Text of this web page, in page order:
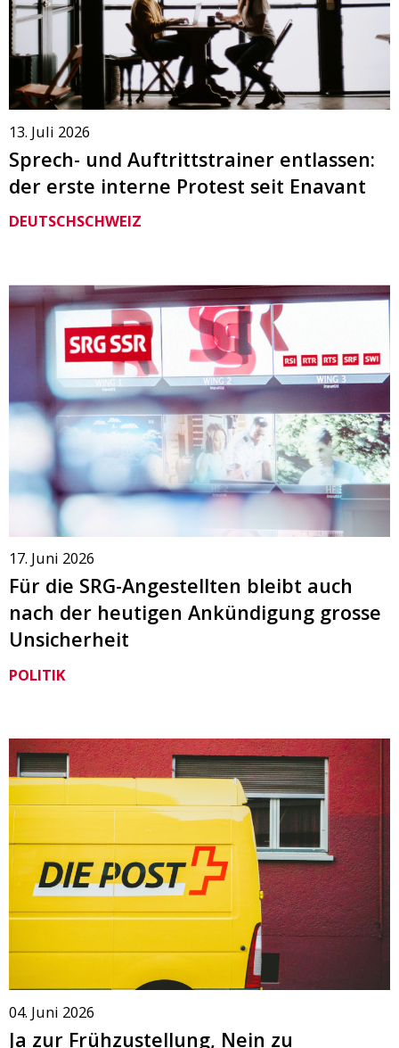
13. Juli 2026
Sprech- und Auftrittstrainer entlassen:
der erste interne Protest seit Enavant
DEUTSCHSCHWEIZ
17. Juni 2026
Für die SRG-Angestellten bleibt auch
nach der heutigen Ankündigung grosse
Unsicherheit
POLITIK
04. Juni 2026
Ja zur Frühzustellung, Nein zu